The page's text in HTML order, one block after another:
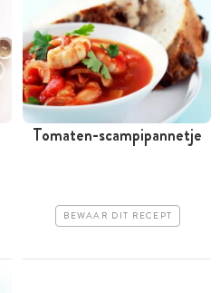
Tomaten-scampipannetje
BEWAAR DIT RECEPT